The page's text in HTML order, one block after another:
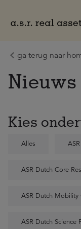
ga terug naar
Kies
Alles
ASR Dutch Core
ASR Dutch Mobility
ASR Dutch Science